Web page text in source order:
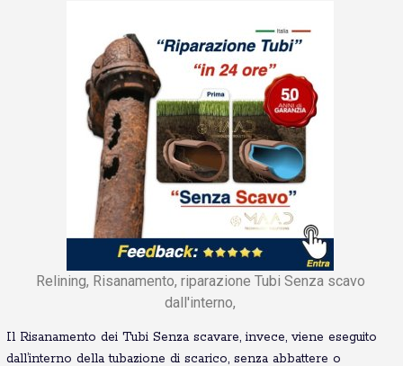
Relining, Risanamento, riparazione Tubi Senza scavo
dall'interno,
Il Risanamento dei Tubi Senza scavare, invece, viene eseguito
dall’interno della tubazione di scarico, senza abbattere o